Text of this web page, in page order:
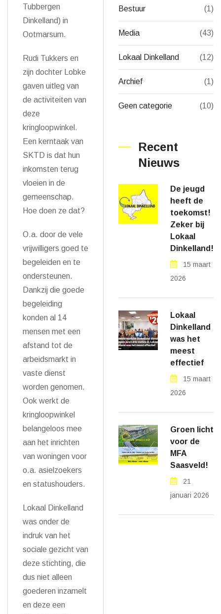
Tubbergen
Dinkelland) in
Ootmarsum.
Rudi Tukkers en
zijn dochter Lobke
gaven uitleg van
de activiteiten van
deze
kringloopwinkel.
Een kerntaak van
SKTD is dat hun
inkomsten terug
vloeien in de
gemeenschap.
Hoe doen ze dat?
O.a. door de vele
vrijwilligers goed te
begeleiden en te
ondersteunen.
Dankzij die goede
begeleiding
konden al 14
mensen met een
afstand tot de
arbeidsmarkt in
vaste dienst
worden genomen.
Ook werkt de
kringloopwinkel
belangeloos mee
aan het inrichten
van woningen voor
o.a. asielzoekers
en statushouders.
Lokaal Dinkelland
was onder de
indruk van het
sociale gezicht van
deze stichting, die
dus niet alleen
goederen inzamelt
en deze een
Bestuur (1)
Media (43)
Lokaal Dinkelland (12)
Archief (1)
Geen categorie (10)
Recent
Nieuws
De jeugd
heeft de
toekomst!
Zeker bij
Lokaal
Dinkelland!
15 maart
2026
Lokaal
Dinkelland
was het
meest
effectief
15 maart
2026
Groen licht
voor de
MFA
Saasveld!
21
januari 2026